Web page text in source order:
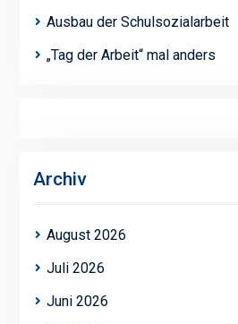
Ausbau der Schulsozialarbeit
„Tag der Arbeit“ mal anders
Archiv
August 2026
Juli 2026
Juni 2026